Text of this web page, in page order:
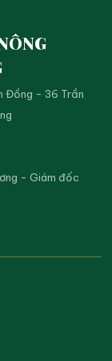
Đồng - 36 Trần
- Giám đốc